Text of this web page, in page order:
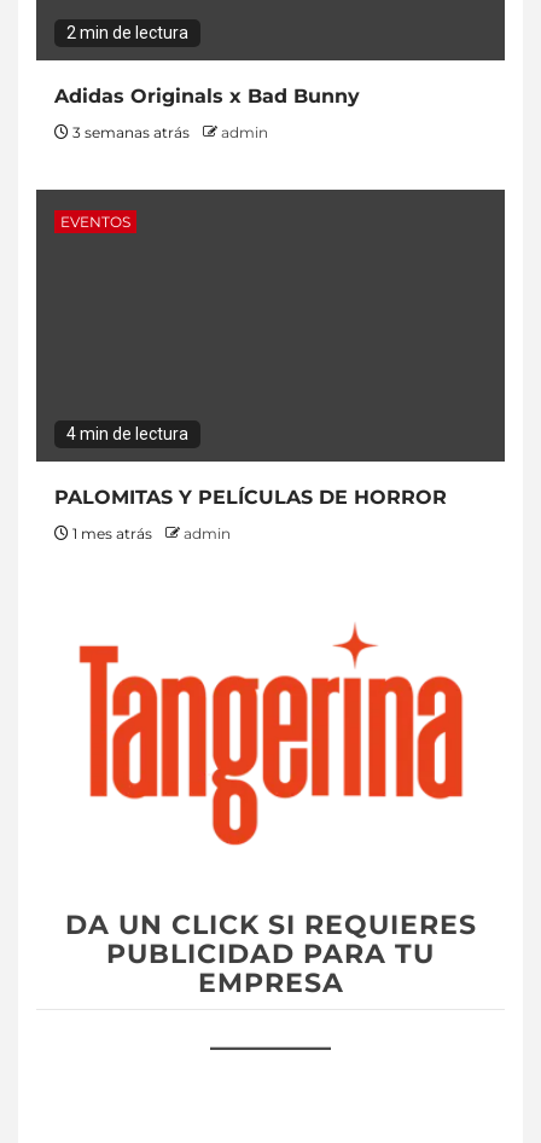
2 min de lectura
Adidas Originals x Bad Bunny
3 semanas atrás admin
EVENTOS
4 min de lectura
PALOMITAS Y PELÍCULAS DE HORROR
1 mes atrás admin
DA UN CLICK SI REQUIERES
PUBLICIDAD PARA TU
EMPRESA